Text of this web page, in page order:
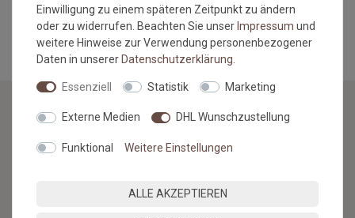
MEHR INFORMATIONEN ZUM EU VERANTWORTLICHEN »
und erfahren Sie von den neuesten Produkten als
Einwilligung zu einem späteren Zeitpunkt zu ändern
oder zu widerrufen. Beachten Sie unserImpressum und
weitere Hinweise zur Verwendung personenbezogener
Daten in unsererDaten­schutz­erklärung
Essenziell Statistik Marketing
Externe Medien DHL Wunschzustellung
Funktional Weitere Einstellungen
ALLE AKZEPTIEREN